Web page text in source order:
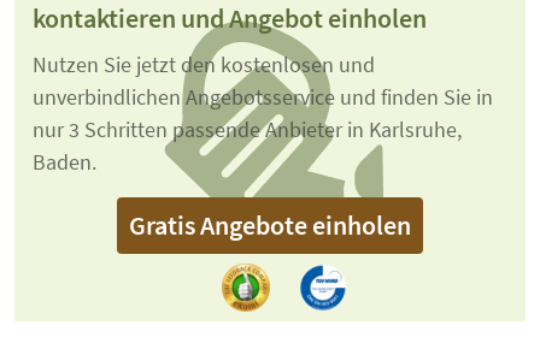
kontaktieren und Angebot einholen
Nutzen Sie jetzt den kostenlosen und
unverbindlichen Angebotsservice und finden Sie in
nur 3 Schritten passende Anbieter in Karlsruhe,
Baden.
Gratis Angebote einholen